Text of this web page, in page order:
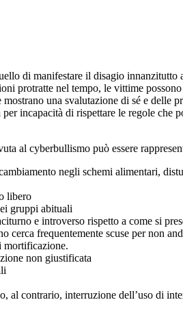
di manifestare il disagio innanzitutto
protratte nel tempo, le vittime
una svalutazione di sé e delle
incapacità di rispettare le regole che
al cyberbullismo può essere
negli schemi alimentari,
libero
gruppi abituali
e introverso rispetto a come si
cerca frequentemente scuse per non
mortificazione.
non giustificata
al contrario, interruzione dell’uso di